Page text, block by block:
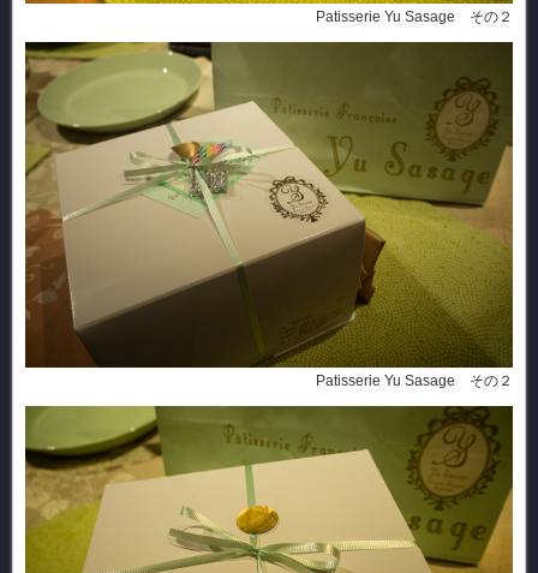
Patisserie Yu Sasage その２
Patisserie Yu Sasage その２